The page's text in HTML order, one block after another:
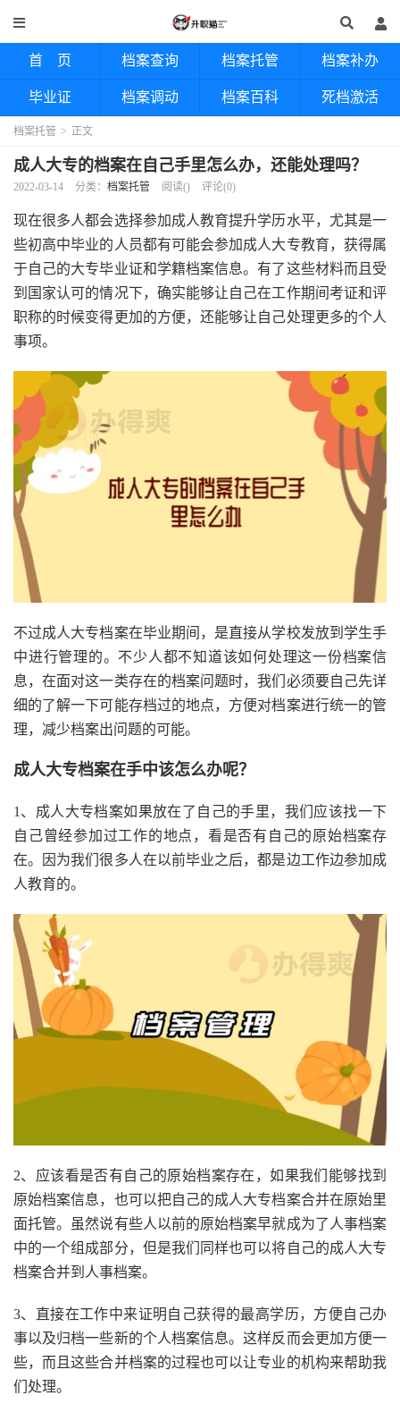
首 页 档案查询 档案托管 档案补办
毕业证 档案调动 档案百科 死档激活
档案托管 > 正文
成人大专的档案在自己手里怎么办，还能处理吗？
2022-03-14 分类： 档案托管 阅读() 评论(0)
现在很多人都会选择参加成人教育提升学历水平，尤其是一
些初高中毕业的人员都有可能会参加成人大专教育，获得属
于自己的大专毕业证和学籍档案信息。有了这些材料而且受
到国家认可的情况下，确实能够让自己在工作期间考证和评
职称的时候变得更加的方便，还能够让自己处理更多的个人
事项。
不过成人大专档案在毕业期间，是直接从学校发放到学生手
中进行管理的。不少人都不知道该如何处理这一份档案信
息，在面对这一类存在的档案问题时，我们必须要自己先详
细的了解一下可能存档过的地点，方便对档案进行统一的管
理，减少档案出问题的可能。
成人大专档案在手中该怎么办呢？
1、成人大专档案如果放在了自己的手里，我们应该找一下
自己曾经参加过工作的地点，看是否有自己的原始档案存
在。因为我们很多人在以前毕业之后，都是边工作边参加成
人教育的。
2、应该看是否有自己的原始档案存在，如果我们能够找到
原始档案信息，也可以把自己的成人大专档案合并在原始里
面托管。虽然说有些人以前的原始档案早就成为了人事档案
中的一个组成部分，但是我们同样也可以将自己的成人大专
档案合并到人事档案。
3、直接在工作中来证明自己获得的最高学历，方便自己办
事以及归档一些新的个人档案信息。这样反而会更加方便一
些，而且这些合并档案的过程也可以让专业的机构来帮助我
们处理。